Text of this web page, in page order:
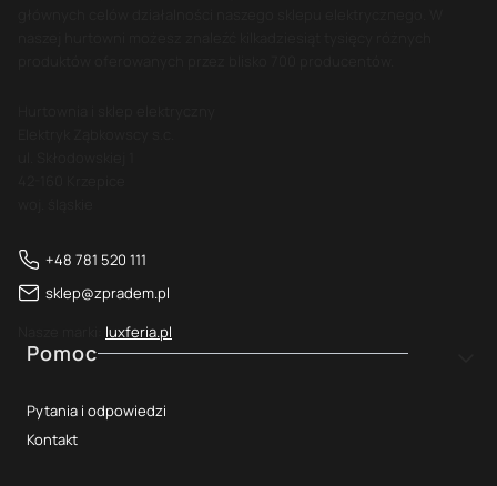
+48 781 520 111
sklep@zpradem.pl
luxferia.pl
Linki w stopce
Pomoc
Pytania i odpowiedzi
Kontakt